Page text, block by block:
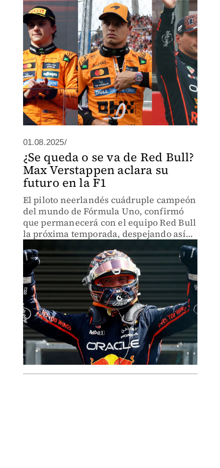
01.08.2025/
¿Se queda o se va de Red Bull?
Max Verstappen aclara su
futuro en la F1
El piloto neerlandés cuádruple campeón
del mundo de Fórmula Uno, confirmó
que permanecerá con el equipo Red Bull
la próxima temporada, despejando así
futuro.